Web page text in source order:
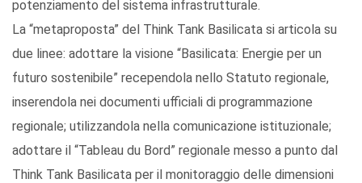
potenziamento del sistema infrastrutturale.
La “metaproposta” del Think Tank Basilicata si articola su
due linee: adottare la visione “Basilicata: Energie per un
futuro sostenibile” recependola nello Statuto regionale,
inserendola nei documenti ufficiali di programmazione
regionale; utilizzandola nella comunicazione istituzionale;
adottare il “Tableau du Bord” regionale messo a punto dal
Think Tank Basilicata per il monitoraggio delle dimensioni